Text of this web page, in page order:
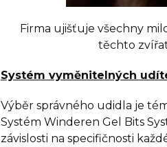
Firma ujišťuje všechny
těchto
Systém vyměnitelných
Výběr správného udidla je
Systém Winderen Gel Bits
závislosti na specifičnosti